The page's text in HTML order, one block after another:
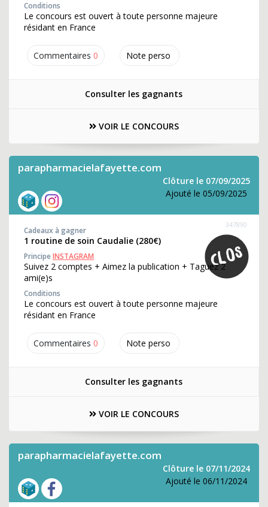
Commentaires 0 Note perso
Conditions
Le concours est ouvert à toute personne majeure
résidant en France
Consulter les gagnants
VOIR LE CONCOURS
parapharmacielafayette.com
Clôture le 07/09/2025
Ajouté le 05/09/2025
Commentaires 0 Note perso
347890
Cadeaux à gagner
1 routine de soin Caudalie (280€)
PrincipeINSTAGRAM
Suivez 2 comptes + Aimez la publication + Taguez 2
ami(e)s
Conditions
Le concours est ouvert à toute personne majeure
résidant en France
Consulter les gagnants
VOIR LE CONCOURS
parapharmacielafayette.com
Clôture le 07/11/2024
Ajouté le 06/11/2024